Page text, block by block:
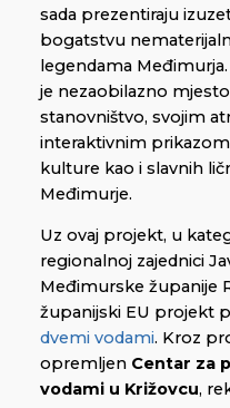
sada prezentiraju
bogatstvu
legendama
je nezaobilazno
stanovništvo, svojim
interaktivnim
kulture kao i slavnih
Međimurje.
Uz ovaj projekt, u
regionalnoj zajednici
Međimurske županije
županijski EU projekt
dvemi vodami. Kroz
opremljen Centar za
vodami u Križovcu,